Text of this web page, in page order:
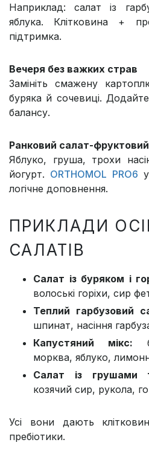
Наприклад: салат із
яблука. Клітковина +
підтримка.
Вечеря без важких страв
Замініть смажену
буряка й сочевиці. Додайте
балансу.
Ранковий салат-фруктовий
Яблуко, груша, трохи
йогурт. ORTHOMOL PRO6
логічне доповнення.
ПРИКЛАДИ
САЛАТІВ
Салат із буряком і
волоські горіхи, сир
Теплий гарбузовий
шпинат, насіння
Капустяний мікс:
морква, яблуко,
Салат із грушами
козячий сир, рукола,
Усі вони дають
пребіотики.